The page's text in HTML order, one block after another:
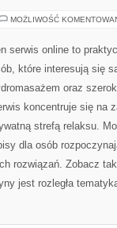
MOŻLIWOŚĆ
serwis online to
które interesują się
oraz
koncentruje się na
strefą relaksu.
dla osób
rozwiązań. Zobacz
jest rozległa